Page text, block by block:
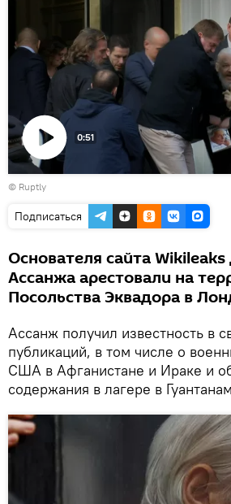
Воспроизвести
видео
0:51
© Ruptly
Подписаться
Основателя сайта
Ассанжа арестовали на
Посольства Эквадора в
Ассанж получил известность в
публикаций, в том числе о
США в Афганистане и Ираке и
содержания в лагере в